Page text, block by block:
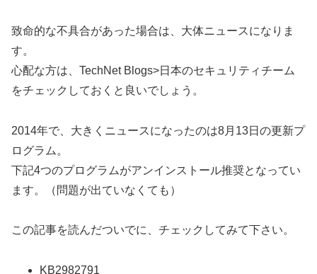
致命的な不具合があった場合は、大体ニュースになりま
す。
心配な方は、TechNet Blogs>日本のセキュリティチーム
をチェックしておくと良いでしょう。
2014年で、大きくニュースになったのは8月13日の更新プ
ログラム。
下記4つのプログラムがアンインストール推奨となってい
ます。（問題が出ていなくても）
この記事を読んだついでに、チェックしてみて下さい。
KB2982791